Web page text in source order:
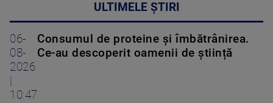
ULTIMELE ȘTIRI
06-
08-
2026
10:47
Consumul de proteine și îmbătrânirea.
Ce-au descoperit oamenii de știință